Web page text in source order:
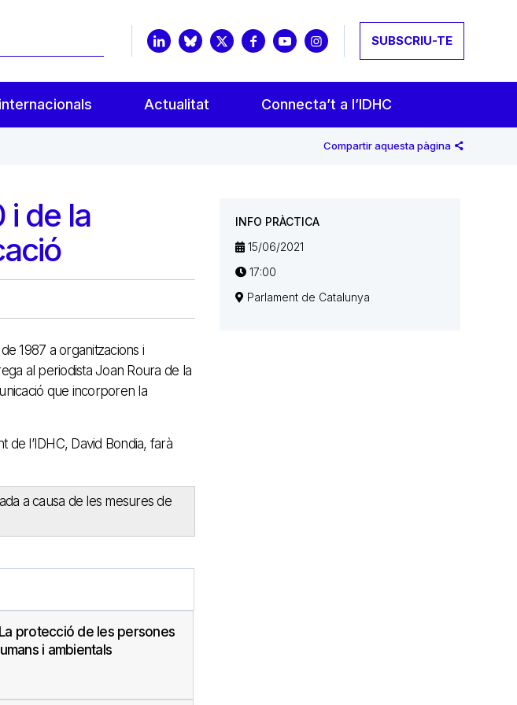
SUBSCRIU-TE
Actualitat Connecta’t a l’IDHC
Compartir aquesta pàgina
i de la
1987 a organitzacions i
al periodista Joan Roura de la
que incorporen la
de l’IDHC, David Bondia, farà
a causa de les mesures de
protecció de les persones
i ambientals
INFO PRÀCTICA
15/06/2021
17:00
Parlament de Catalunya